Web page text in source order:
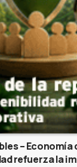
–
refuerza la